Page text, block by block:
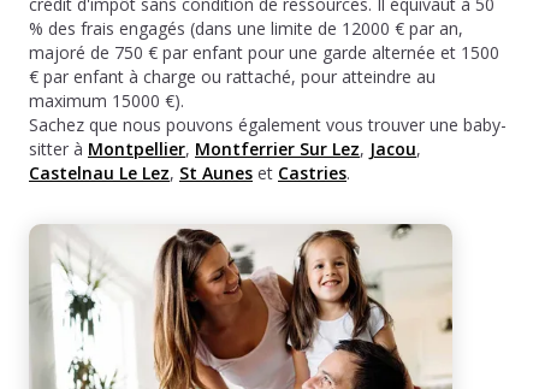
% des frais engagés (dans une limite de 12000 € par an,
majoré de 750 € par enfant pour une garde alternée et 1500
€ par enfant à charge ou rattaché, pour atteindre au
maximum 15000 €).
Sachez que nous pouvons également vous trouver une baby-
sitter à Montpellier, Montferrier Sur Lez, Jacou,
Castelnau Le Lez, St Aunes et Castries.